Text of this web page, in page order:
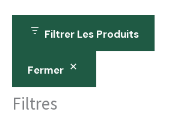
Filtrer Les Produits
Fermer
Filtres